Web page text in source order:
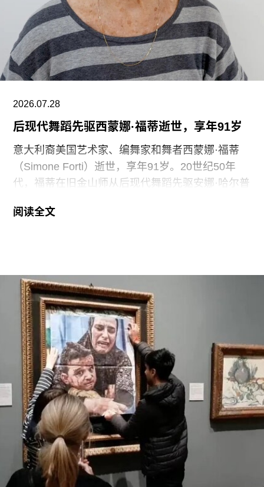
的，”Prospect工会秘书长迈克·克兰西（Mike
Clancy）告诉《卫报》。“如果参观者得知，工会一
直反对的那些存在于亚马逊等企业的劳动实践，竟
然也存在于一家国际知名的文化机构时，他们一定
会感到震惊。”
V&A东馆典藏库的员工正在争取两次各15分钟的带
薪休息时间。工会成员还要求V&A在一年内获得“伦
2026.07.28
后现代舞蹈先驱西蒙娜·福蒂逝世，享年91岁
意大利裔美国艺术家、编舞家和舞者西蒙娜·福蒂
（Simone Forti）逝世，享年91岁。20世纪50年
代，福蒂在旧金山师从后现代舞蹈先驱安娜·哈尔普
品系列“舞蹈构造”（Dance Constructions）迅速崭
顿（Steve Paxton）产生了深远影响，促使两人共
同创立了贾德森舞蹈剧院（Judson Dance
Theater），其成员在此后十年间重塑了现代舞的
发展轨迹。多年后，帕克斯顿曾写道：“福蒂这组激
进的作品，就像一颗投入平静池塘中的石子，激起
的涟漪不断向外扩散。”
福蒂于1935年3月25日出生于意大利佛罗伦萨的一
个犹太家庭。三年后，当法西斯领导人贝尼托·墨索
里尼（Benito Mussolini）开始剥夺意大利犹太人的
公民身份时，福蒂全家逃往美国，最终定居洛杉
矶。她曾进入俄勒冈州波特兰的里德学院（Reed
College）就读，但中途退学，并与当时的伴侣、观
阅读全文